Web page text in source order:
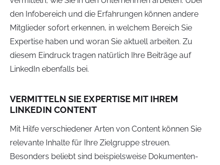
den Infobereich und die Erfahrungen können andere
Mitglieder sofort erkennen, in welchem Bereich Sie
Expertise haben und woran Sie aktuell arbeiten. Zu
diesem Eindruck tragen natürlich Ihre Beiträge auf
LinkedIn ebenfalls bei.
VERMITTELN SIE EXPERTISE MIT IHREM
LINKEDIN CONTENT
Mit Hilfe verschiedener Arten von Content können Sie
relevante Inhalte für Ihre Zielgruppe streuen.
Besonders beliebt sind beispielsweise Dokumenten-